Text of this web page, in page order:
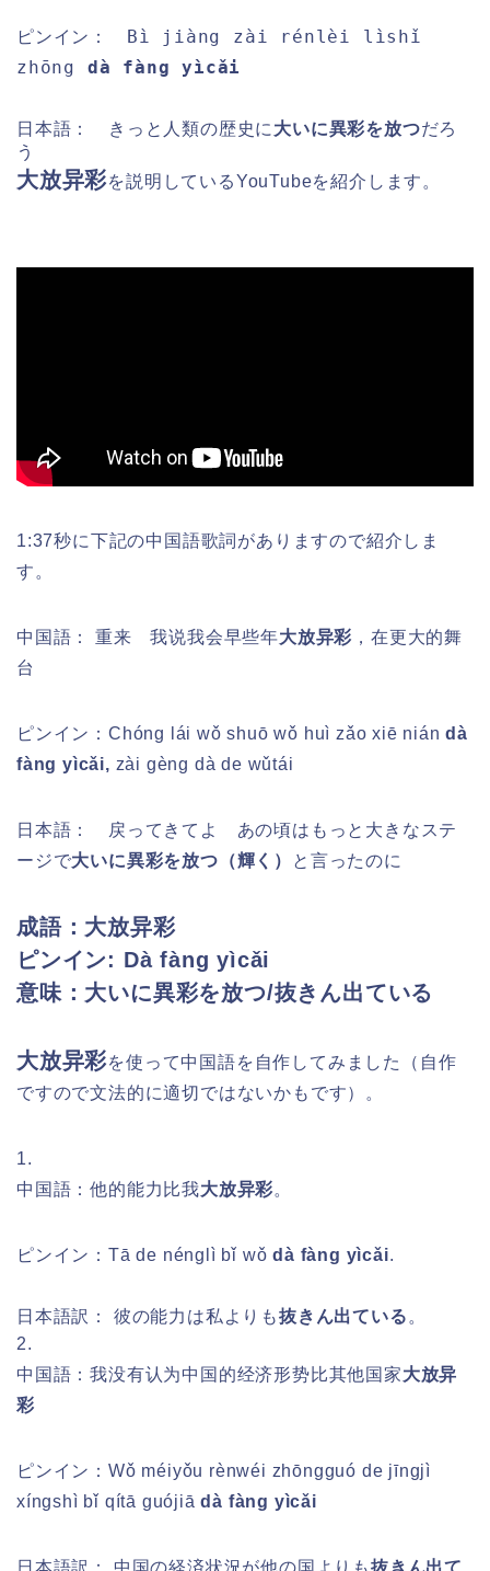
ピンイン： Bì jiàng zài rénlèi lìshǐ
zhōng dà fàng yìcǎi
日本語： きっと人類の歴史に 大いに異彩を放つだろ
う
大放异彩を説明しているYouTubeを紹介します。
1:37秒に下記の中国語歌詞がありますので紹介しま
す。
中国語： 重来 我说我会早些年大放异彩 ，在更大的舞
台
ピンイン： Chóng lái wǒ shuō wǒ huì zǎo xiē niándà
fàng yìcǎi, zài gèng dà de wǔtái
日本語：
戻ってきてよ あの頃はもっと大きなステ
ージで大いに異彩を放つ（輝く） と言ったのに
成語：大放异彩
ピンイン: Dà fàng yìcǎi
意味：大いに異彩を放つ/抜きん出ている
大放异彩を使って中国語を自作してみました（自作
ですので文法的に適切ではないかもです）。
1.
中国語：他的能力比我大放异彩。
ピンイン： Tā de nénglì bǐ wǒdà fàng yìcǎi.
日本語訳： 彼の能力は私よりも抜きん出ている 。
2.
中国語：我没有认为中国的经济形势比其他国家大放异
彩
ピンイン： Wǒ méiyǒu rènwéi zhōngguó de jīngjì
xíngshì bǐ qítā guójiādà fàng yìcǎi